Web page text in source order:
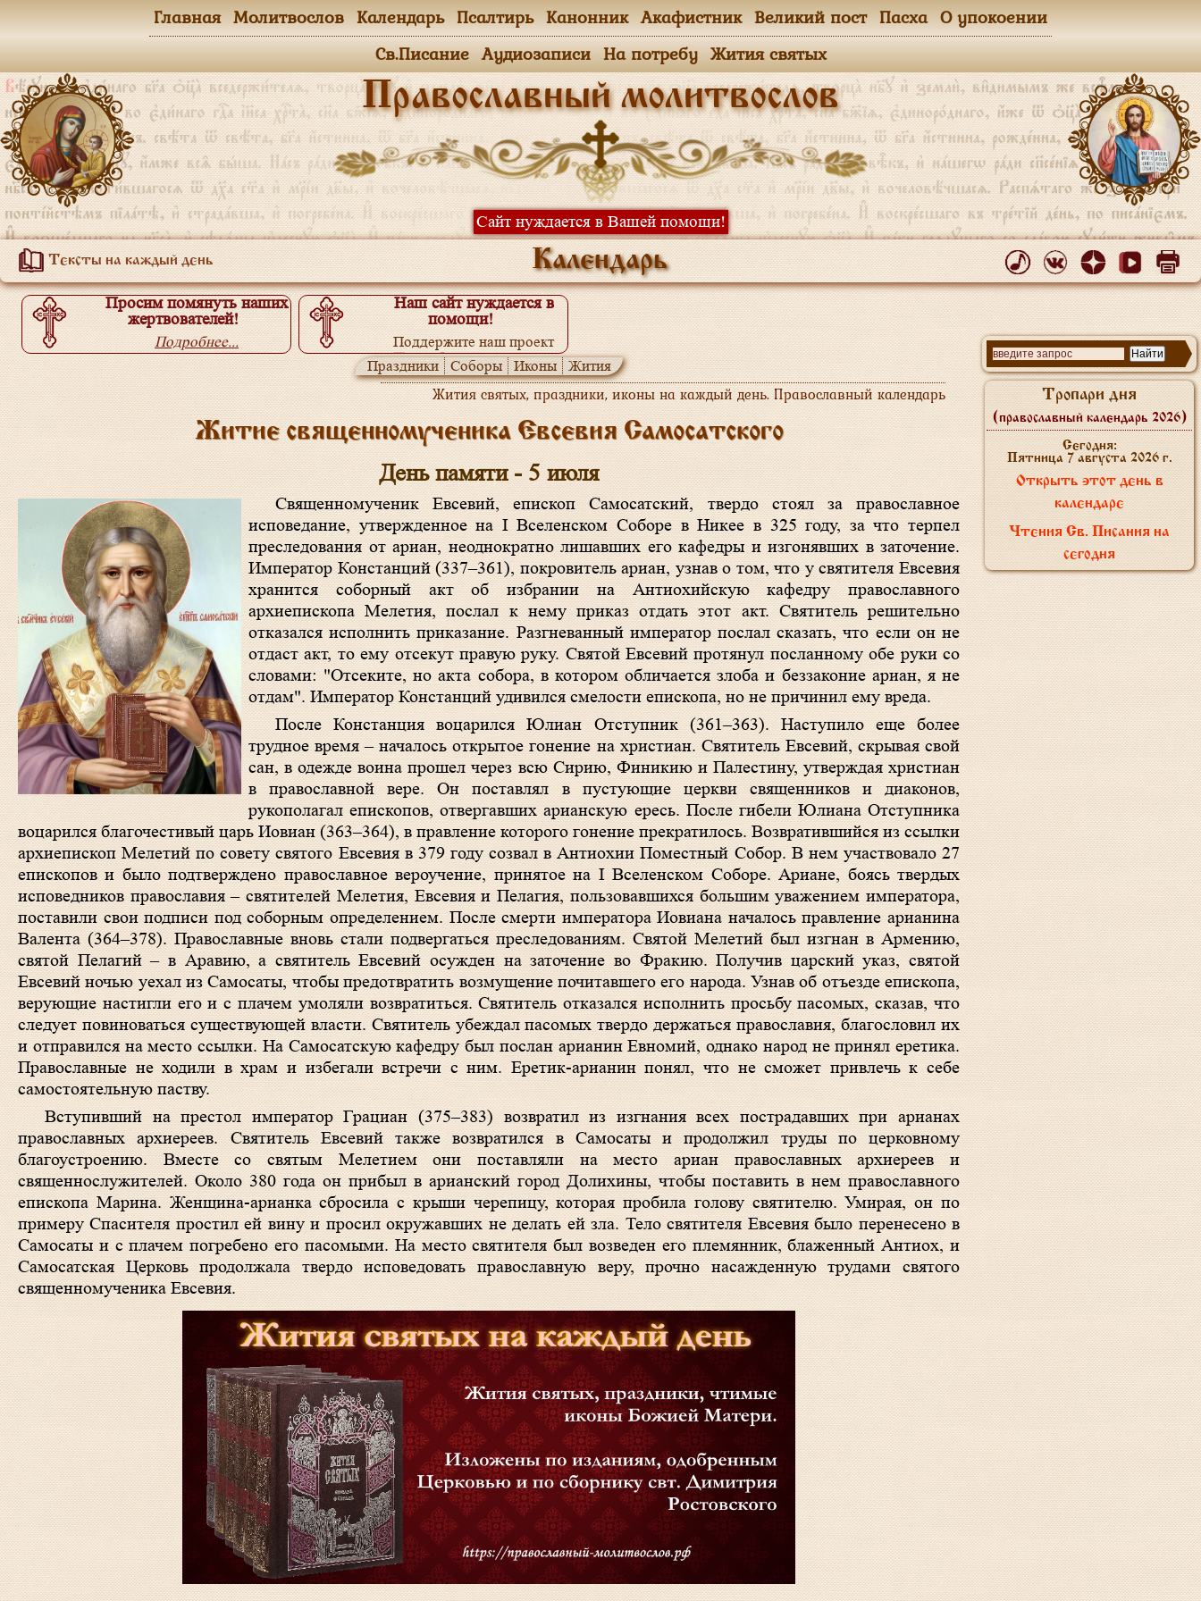
Православный молитвослов
Сайт нуждается в Вашей помощи!
Тексты на каждый день Календарь
Главная Молитвослов Календарь Псалтирь Канонник Акафистник Великий пост Пасха О упокоении
Св.Писание Аудиозаписи На потребу Жития святых
Просим помянуть наших
жертвователей!
Подробнее...
Наш сайт нуждается в
помощи!
Поддержите наш проект
Подробнее...
Праздники Соборы Иконы Жития
Жития святых, праздники, иконы на каждый день. Православный календарь
Житие священномученика Евсевия Самосатского
День памяти - 5 июля
Священномученик Евсевий, епископ Самосатский, твердо стоял за православное
исповедание, утвержденное на I Вселенском Соборе в Никее в 325 году, за что терпел
преследования от ариан, неоднократно лишавших его кафедры и изгонявших в заточение.
Император Констанций (337–361), покровитель ариан, узнав о том, что у святителя Евсевия
хранится соборный акт об избрании на Антиохийскую кафедру православного
архиепископа Мелетия, послал к нему приказ отдать этот акт. Святитель решительно
отказался исполнить приказание. Разгневанный император послал сказать, что если он не
отдаст акт, то ему отсекут правую руку. Святой Евсевий протянул посланному обе руки со
словами: "Отсеките, но акта собора, в котором обличается злоба и беззаконие ариан, я не
отдам". Император Констанций удивился смелости епископа, но не причинил ему вреда.
После Констанция воцарился Юлиан Отступник (361–363). Наступило еще более
трудное время – началось открытое гонение на христиан. Святитель Евсевий, скрывая свой
сан, в одежде воина прошел через всю Сирию, Финикию и Палестину, утверждая христиан
в православной вере. Он поставлял в пустующие церкви священников и диаконов,
рукополагал епископов, отвергавших арианскую ересь. После гибели Юлиана Отступника
воцарился благочестивый царь Иовиан (363–364), в правление которого гонение прекратилось. Возвратившийся из ссылки
архиепископ Мелетий по совету святого Евсевия в 379 году созвал в Антиохии Поместный Собор. В нем участвовало 27
епископов и было подтверждено православное вероучение, принятое на I Вселенском Соборе. Ариане, боясь твердых
исповедников православия – святителей Мелетия, Евсевия и Пелагия, пользовавшихся большим уважением императора,
поставили свои подписи под соборным определением. После смерти императора Иовиана началось правление арианина
Валента (364–378). Православные вновь стали подвергаться преследованиям. Святой Мелетий был изгнан в Армению,
святой Пелагий – в Аравию, а святитель Евсевий осужден на заточение во Фракию. Получив царский указ, святой
Евсевий ночью уехал из Самосаты, чтобы предотвратить возмущение почитавшего его народа. Узнав об отъезде епископа,
верующие настигли его и с плачем умоляли возвратиться. Святитель отказался исполнить просьбу пасомых, сказав, что
следует повиноваться существующей власти. Святитель убеждал пасомых твердо держаться православия, благословил их
и отправился на место ссылки. На Самосатскую кафедру был послан арианин Евномий, однако народ не принял еретика.
Православные не ходили в храм и избегали встречи с ним. Еретик-арианин понял, что не сможет привлечь к себе
самостоятельную паству.
Вступивший на престол император Грациан (375–383) возвратил из изгнания всех пострадавших при арианах
православных архиереев. Святитель Евсевий также возвратился в Самосаты и продолжил труды по церковному
благоустроению. Вместе со святым Мелетием они поставляли на место ариан православных архиереев и
священнослужителей. Около 380 года он прибыл в арианский город Долихины, чтобы поставить в нем православного
епископа Марина. Женщина-арианка сбросила с крыши черепицу, которая пробила голову святителю. Умирая, он по
примеру Спасителя простил ей вину и просил окружавших не делать ей зла. Тело святителя Евсевия было перенесено в
Самосаты и с плачем погребено его пасомыми. На место святителя был возведен его племянник, блаженный Антиох, и
Самосатская Церковь продолжала твердо исповедовать православную веру, прочно насажденную трудами святого
священномученика Евсевия.
Тропари дня
(православный календарь 2026)
Сегодня:
Пятница 7 августа 2026 г.
Открыть этот день в
календаре
Чтения Св. Писания на
сегодня